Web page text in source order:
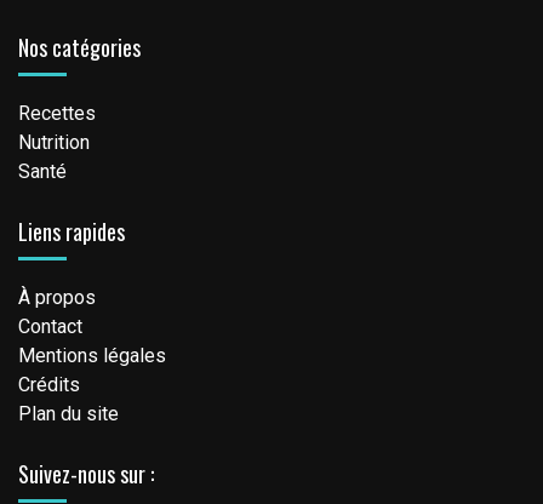
Nos catégories
Recettes
Nutrition
Santé
Liens rapides
À propos
Contact
Mentions légales
Crédits
Plan du site
Suivez-nous sur :